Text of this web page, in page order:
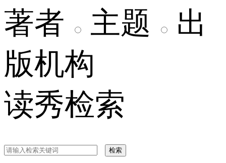
著者
主题
出
版机构
读秀检索
检索